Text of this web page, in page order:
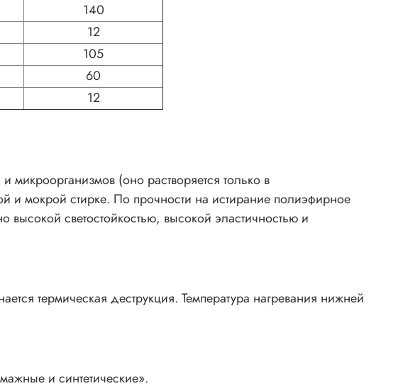
140
12
105
60
12
микроорганизмов (оно растворяется только в
и мокрой стирке. По прочности на истирание полиэфирное
светостойкостью, высокой эластичностью и
термическая деструкция. Температура нагревания нижней
и синтетические».